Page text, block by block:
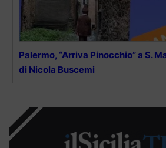
Palermo, “Arriva Pinocchio” a S.
di Nicola Buscemi